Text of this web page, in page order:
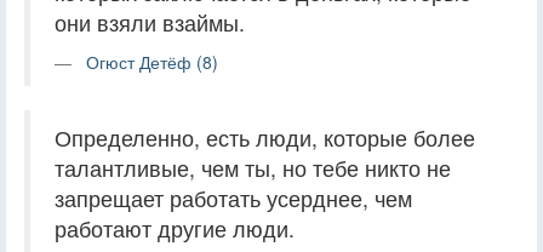
они взяли взаймы.
Огюст Детёф (8)
Определенно, есть люди, которые более
талантливые, чем ты, но тебе никто не
запрещает работать усерднее, чем
работают другие люди.